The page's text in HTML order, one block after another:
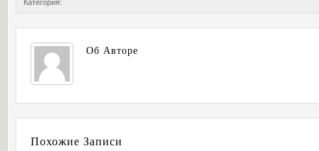
Категория:
Об Авторе
Похожие Записи